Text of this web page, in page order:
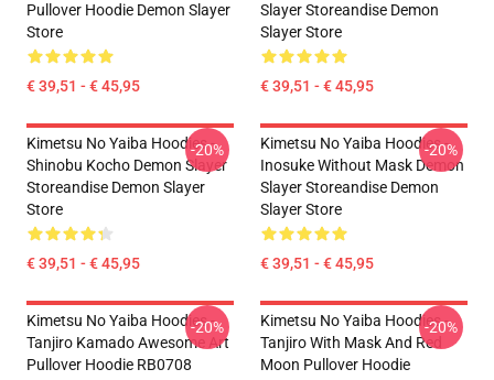
Pullover Hoodie Demon Slayer
Store
€ 39,51 - € 45,95
Slayer Storeandise Demon
Slayer Store
€ 39,51 - € 45,95
Kimetsu No Yaiba Hoodies -
Shinobu Kocho Demon Slayer
Storeandise Demon Slayer
Store
€ 39,51 - € 45,95
-20%
Kimetsu No Yaiba Hoodies -
Inosuke Without Mask Demon
Slayer Storeandise Demon
Slayer Store
€ 39,51 - € 45,95
-20%
Kimetsu No Yaiba Hoodies -
Tanjiro Kamado Awesome Art
Pullover Hoodie RB0708
-20%
Kimetsu No Yaiba Hoodies -
Tanjiro With Mask And Red
Moon Pullover Hoodie
-20%